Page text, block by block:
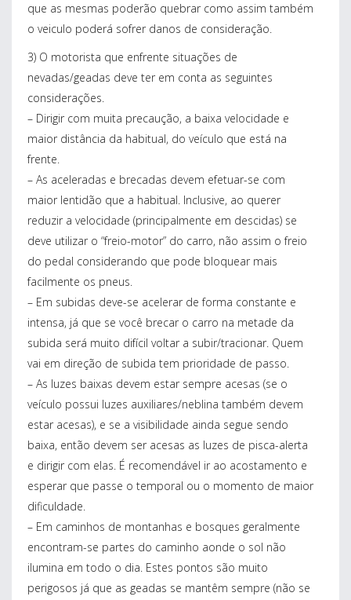
que as mesmas poderão quebrar como assim também
o veiculo poderá sofrer danos de consideração.
3) O motorista que enfrente situações de
nevadas/geadas deve ter em conta as seguintes
considerações.
– Dirigir com muita precaução, a baixa velocidade e
maior distância da habitual, do veículo que está na
frente.
– As aceleradas e brecadas devem efetuar-se com
maior lentidão que a habitual. Inclusive, ao querer
reduzir a velocidade (principalmente em descidas) se
deve utilizar o “freio-motor” do carro, não assim o freio
do pedal considerando que pode bloquear mais
facilmente os pneus.
– Em subidas deve-se acelerar de forma constante e
intensa, já que se você brecar o carro na metade da
subida será muito difícil voltar a subir/tracionar. Quem
vai em direção de subida tem prioridade de passo.
– As luzes baixas devem estar sempre acesas (se o
veículo possui luzes auxiliares/neblina também devem
estar acesas), e se a visibilidade ainda segue sendo
baixa, então devem ser acesas as luzes de pisca-alerta
e dirigir com elas. É recomendável ir ao acostamento e
esperar que passe o temporal ou o momento de maior
dificuldade.
– Em caminhos de montanhas e bosques geralmente
encontram-se partes do caminho aonde o sol não
ilumina em todo o dia. Estes pontos são muito
perigosos já que as geadas se mantêm sempre (não se